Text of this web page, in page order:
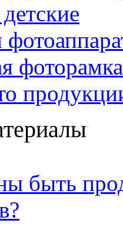
фоторамка
быть